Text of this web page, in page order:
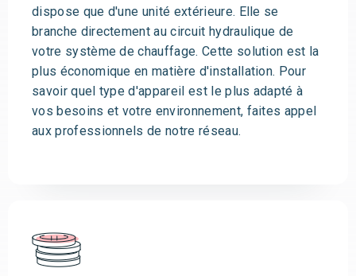
dispose que d'une unité extérieure. Elle se
branche directement au circuit hydraulique de
votre système de chauffage. Cette solution est la
plus économique en matière d'installation. Pour
savoir quel type d'appareil est le plus adapté à
vos besoins et votre environnement, faites appel
aux professionnels de notre réseau.